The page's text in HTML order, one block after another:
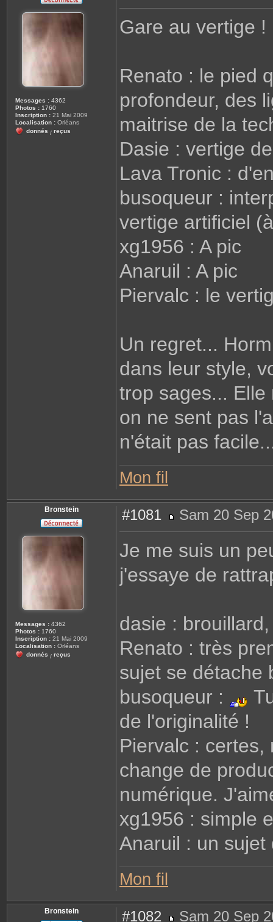
Messages : 4362
Photos : 1760
Inscription : 21 Mai 2009
Localisation : Orléans
donnés / reçus
e
a
Gare au vertige !
Renato : le pied
profondeur, des
maitrise de la
Dasie : vertige
Lava Tronic :
busoqueur :
vertige artificiel
xg1956 : A pic
Anaruil : A pic
Piervalc : le
Un regret...
dans leur style,
trop sages...
on ne sent pas
n'était pas
Mon fil
Bronstein
Messages : 4362
Photos : 1760
Inscription : 21 Mai 2009
Localisation : Orléans
donnés / reçus
#1081
e
Sam 20 Sep
Je me suis un
j'essaye de
dasie :
Renato : très
sujet se détache
busoqueur :
de l'originalité !
Piervalc : certes,
change de
numérique.
xg1956 : simple
Anaruil : un
Mon fil
Bronstein #1082 Sam 20 Sep